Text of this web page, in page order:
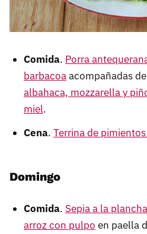
Comida. Porra
barbacoaacompañadas de
albahaca, mozzarella y
miel.
Cena. Terrina de
Domingo
Comida. Sepia a la plancha
arroz con pulpo en paella